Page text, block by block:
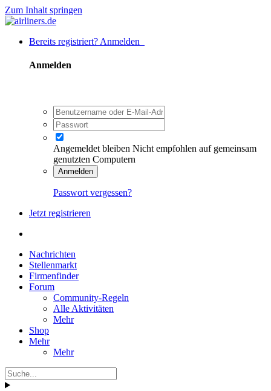
Zum Inhalt springen
Bereits registriert? Anmelden
Anmelden
Angemeldet bleiben Nicht empfohlen auf gemeinsam
genutzten Computern
Anmelden
Passwort vergessen?
Jetzt registrieren
Nachrichten
Stellenmarkt
Firmenfinder
Forum
Community-Regeln
Alle Aktivitäten
Mehr
Shop
Mehr
Mehr